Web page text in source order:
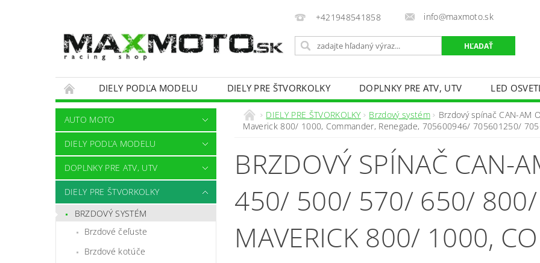
+421948541858 info@maxmoto.sk
DIELY PODĽA MODELU DIELY PRE ŠTVORKOLKY DOPLNKY PRE ATV, UTV
LED
OBCHODNÉ PODMIENKY
KONTAKTY
AUTO MOTO
DIELY PODĽA MODELU
DOPLNKY PRE ATV, UTV
DIELY PRE ŠTVORKOLKY
BRZDOVÝ SYSTÉM
Brzdové čeľuste
Brzdové kotúče
DIELY PRE ŠTVORKOLKY Brzdový systém
Brzdový spínač CAN-
Maverick 800/ 1000, Commander, Renegade, 705600946/ 705601250/
BRZDOVÝ SPÍNAČ CAN-
450/ 500/ 570/ 650/
MAVERICK 800/ 1000,